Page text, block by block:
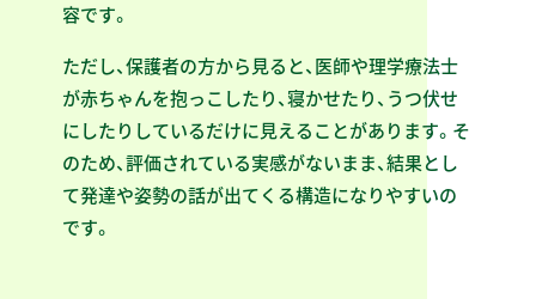
容です。
ただし、保護者の方から見ると、医師や理学療法士
が赤ちゃんを抱っこしたり、寝かせたり、うつ伏せ
にしたりしているだけに見えることがあります。そ
のため、評価されている実感がないまま、結果とし
て発達や姿勢の話が出てくる構造になりやすいの
です。